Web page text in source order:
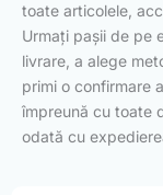
toate articolele,
Urmați pașii de pe
livrare, a alege
primi o confirmare
împreună cu toate
odată cu